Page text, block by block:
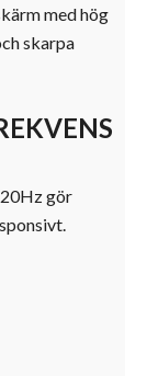
med hög
skarpa
gör